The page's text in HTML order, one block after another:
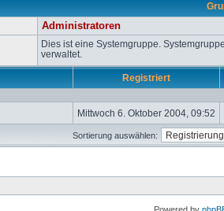
Administratoren
Dies ist eine Systemgruppe.
verwaltet.
Registriert
Mittwoch 6. Oktober 2004, 09:52
Sortierung auswählen: